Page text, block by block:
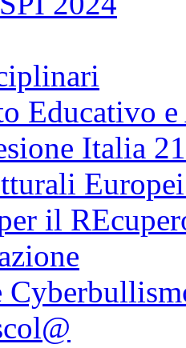
Educativo
Italia
il